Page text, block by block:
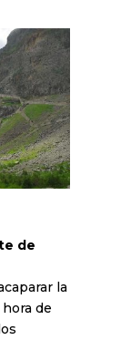
de
la
de